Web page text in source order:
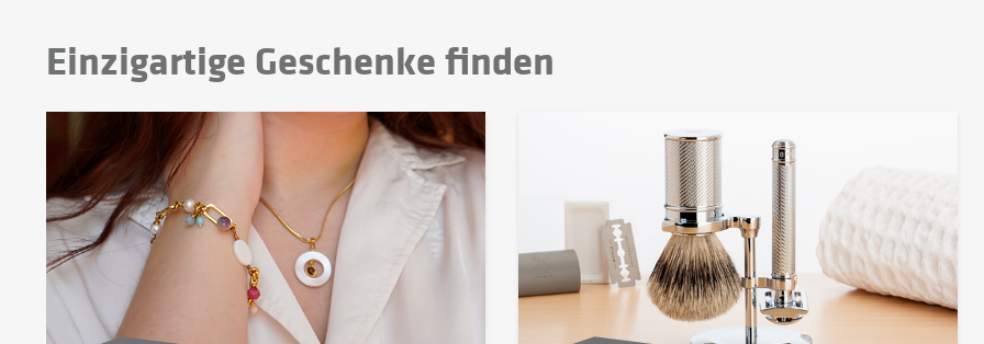
Einzigartige Geschenke finden